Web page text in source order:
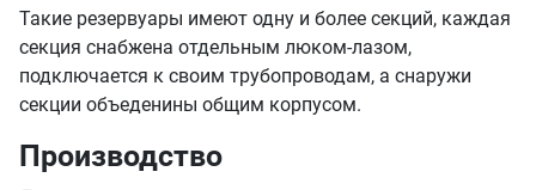
секция снабжена отдельным люком-лазом,
подключается к своим трубопроводам, а снаружи
секции объеденины общим корпусом.
Производство